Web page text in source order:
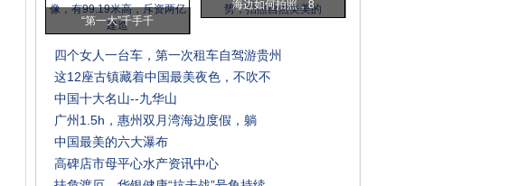
“第一大”千手千
海边如何拍照，8
四个女人一台车，第一次租车自驾游贵州
这12座古镇藏着中国最美夜色，不吹不
中国十大名山--九华山
广州1.5h，惠州双月湾海边度假，躺
中国最美的六大瀑布
高碑店市母平心水产资讯中心